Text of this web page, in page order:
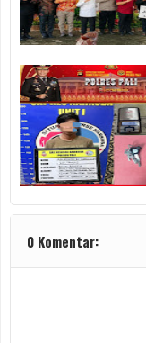
0 Komentar: